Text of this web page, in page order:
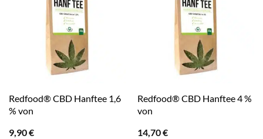
Redfood® CBD Hanftee 1,6
% von
9,90€
Redfood® CBD Hanftee 4 %
von
14,70€